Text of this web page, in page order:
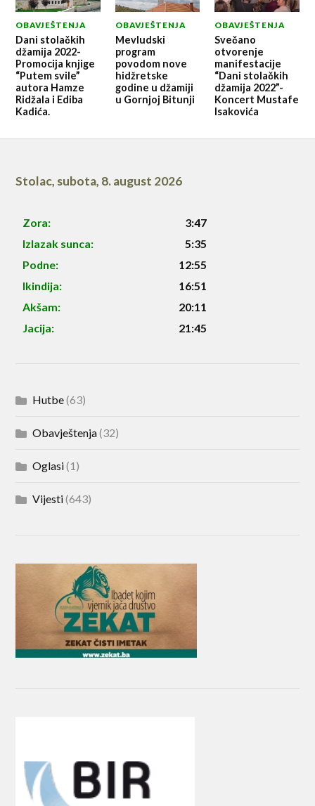
OBAVJEŠTENJA
Dani stolačkih
džamija 2022-
Promocija knjige
“Putem svile”
autora Hamze
Ridžala i Ediba
Kadića.
OBAVJEŠTENJA
Mevludski
program
povodom nove
hidžretske
godine u džamiji
u Gornjoj Bitunji
OBAVJEŠTENJA
Svečano
otvorenje
manifestacije
“Dani stolačkih
džamija 2022”-
Koncert Mustafe
Isakovića
Stolac, subota, 8. august 2026
Zora:
3:47
Izlazak sunca:
5:35
Podne:
12:55
Ikindija:
16:51
Akšam:
20:11
Jacija:
21:45
Hutbe(63)
Obavještenja(32)
Oglasi(1)
Vijesti(643)